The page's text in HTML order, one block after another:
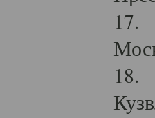
17.
18.